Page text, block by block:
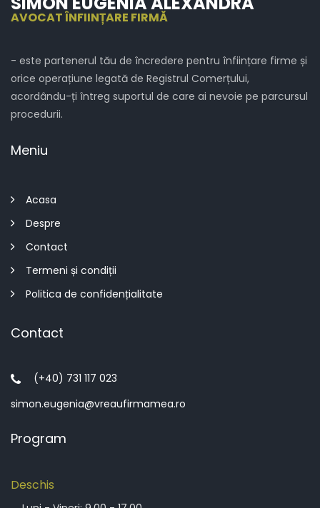
AVOCAT ÎNFIINȚARE FIRMĂ
- este partenerul tău de încredere pentru înființare firme și
orice operațiune legată de Registrul Comerțului,
acordându-ți întreg suportul de care ai nevoie pe parcursul
procedurii.
Meniu
Acasa
Despre
Contact
Termeni și condiții
Politica de confidențialitate
Contact
(+40) 731 117 023
simon.eugenia@vreaufirmamea.ro
Program
Deschis